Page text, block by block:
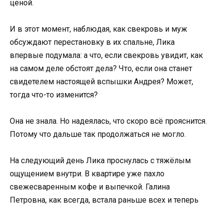
ценой.
И в этот момент, наблюдая, как свекровь и муж
обсуждают перестановку в их спальне, Лика
впервые подумала: а что, если свекровь увидит, как
на самом деле обстоят дела? Что, если она станет
свидетелем настоящей вспышки Андрея? Может,
тогда что-то изменится?
Она не знала. Но надеялась, что скоро всё прояснится.
Потому что дальше так продолжаться не могло.
На следующий день Лика проснулась с тяжёлым
ощущением внутри. В квартире уже пахло
свежесваренным кофе и выпечкой. Галина
Петровна, как всегда, встала раньше всех и теперь